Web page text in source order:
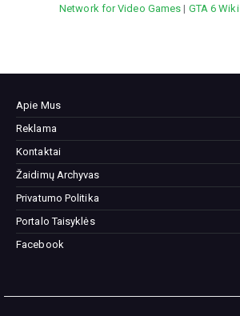
Network for Video Games | GTA 6 Wiki
Apie Mus
Reklama
Kontaktai
Žaidimų Archyvas
Privatumo Politika
Portalo Taisyklės
Facebook